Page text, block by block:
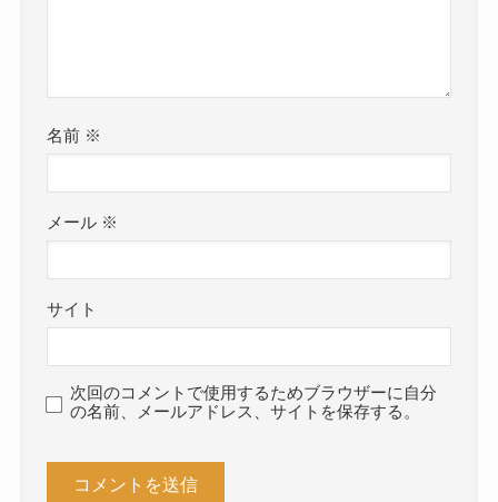
名前 ※
メール ※
サイト
次回のコメントで使用するためブラウザーに自分
の名前、メールアドレス、サイトを保存する。